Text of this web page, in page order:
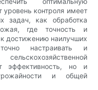
уровень контроля имеет
задач, как обработка
где точность и
достижению наилучших
настраивать и
эффективность, но и
и общей